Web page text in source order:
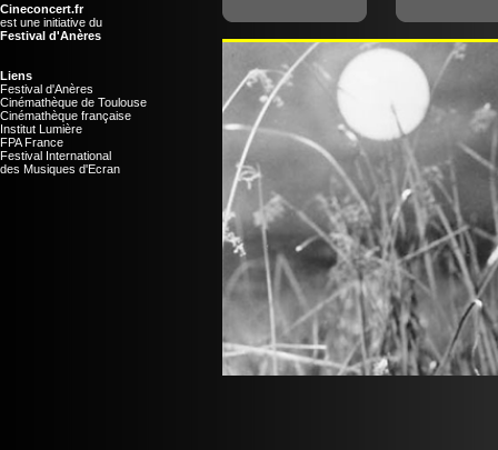
Cineconcert.fr
est une initiative du
Festival d'Anères
Liens
Festival d'Anères
Cinémathèque de Toulouse
Cinémathèque française
Institut Lumière
FPA France
Festival International
des Musiques d'Ecran